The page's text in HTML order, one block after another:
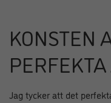
KONSTEN
Jag tycker att det